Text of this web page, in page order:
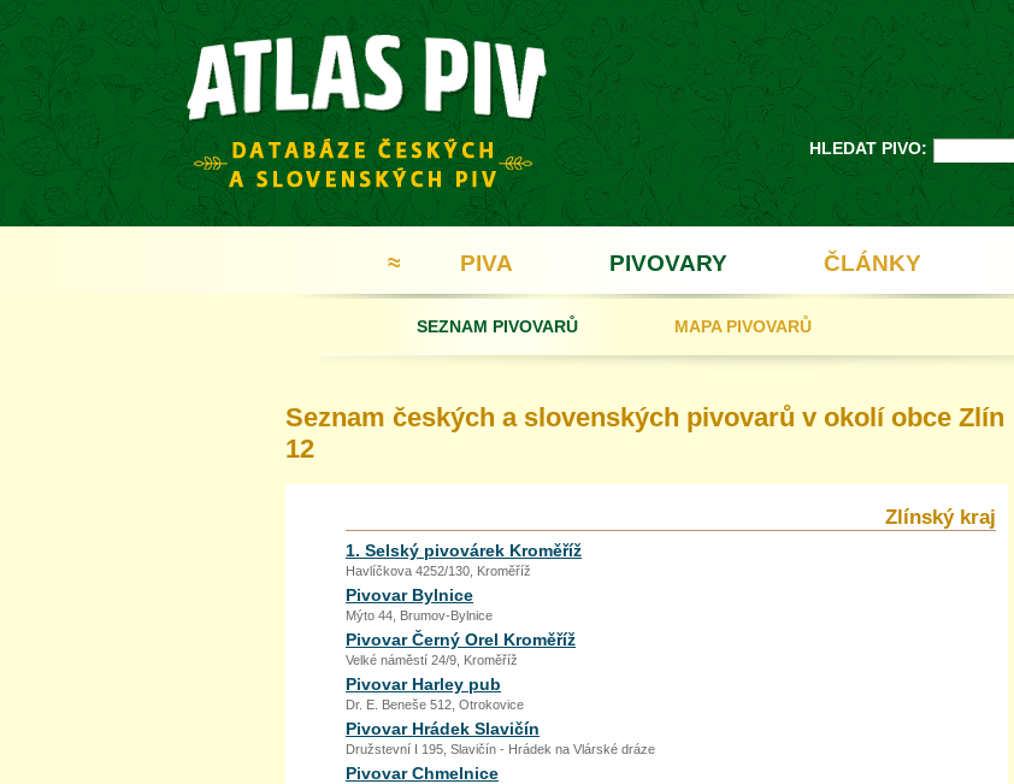
HLEDAT PIVO:
≈ PIVA PIVOVARY
SEZNAM PIVOVARŮ MAPA PIVOVARŮ
ČLÁNKY
Seznam českých a slovenských pivovarů v okolí obce Zlín
12
Zlínský kraj
1. Selský pivovárek Kroměříž
Havlíčkova 4252/130, Kroměříž
Pivovar Bylnice
Mýto 44, Brumov-Bylnice
Pivovar Černý Orel Kroměříž
Velké náměstí 24/9, Kroměříž
Pivovar Harley pub
Dr. E. Beneše 512, Otrokovice
Pivovar Hrádek Slavičín
Družstevní I 195, Slavičín - Hrádek na Vlárské dráze
Pivovar Chmelnice